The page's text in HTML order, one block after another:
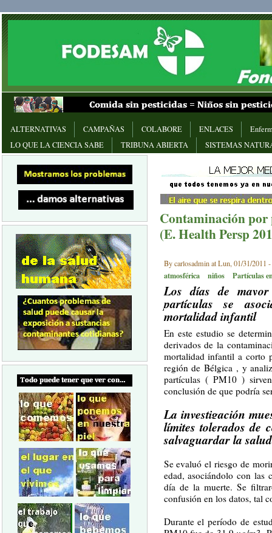
ALTERNATIVAS CAMPAÑAS COLABORE ENLACES
LO QUE LA CIENCIA SABE
TRIBUNA ABIERTA SISTEMAS
Contaminación
(E. Health Persp
By carlosadmin at Lun, 01/31/2011
atmosférica niños Partículas
Los días de mayor
partículas se
mortalidad infantil
En este estudio se
derivados de la
mortalidad infantil a corto
región de Bélgica , y
partículas ( PM10 )
conclusión de que podría
La investigación
límites tolerados de
salvaguardar la salud
Se evaluó el riesgo de
edad, asociándolo con las
día de la muerte. Se
confusión en los datos, tal
Durante el período de